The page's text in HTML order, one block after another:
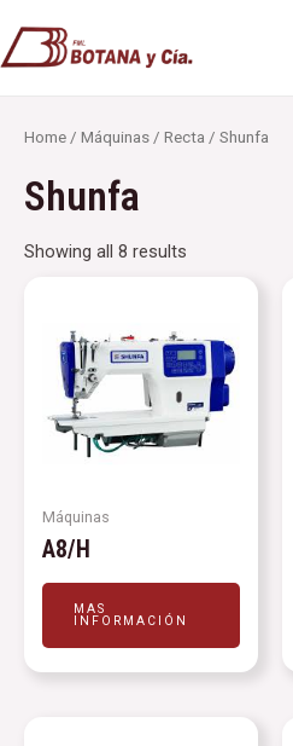
al
contenido
Home / Máquinas / Recta / Shunfa
Shunfa
Showing all 8 results
Máquinas
A8/H
MAS
INFORMACIÓN